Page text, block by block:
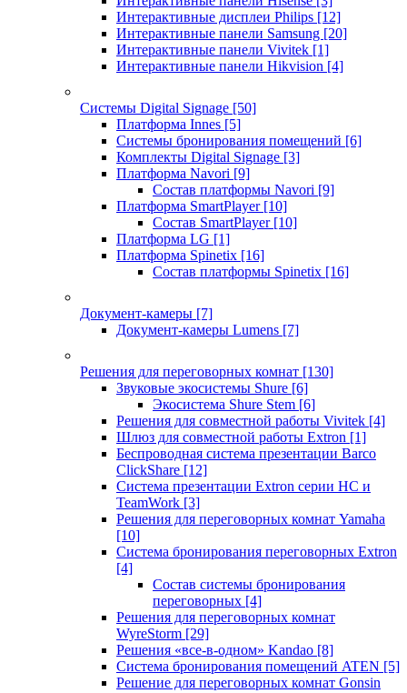
Интерактивные дисплеи Philips [12]
Интерактивные панели Samsung [20]
Интерактивные панели Vivitek [1]
Интерактивные панели Hikvision [4]
Системы Digital Signage [50]
Платформа Innes [5]
Системы бронирования помещений [6]
Комплекты Digital Signage [3]
Платформа Navori [9]
Состав платформы Navori [9]
Платформа SmartPlayer [10]
Состав SmartPlayer [10]
Платформа LG [1]
Платформа Spinetix [16]
Состав платформы Spinetix [16]
Документ-камеры [7]
Документ-камеры Lumens [7]
Решения для переговорных комнат [130]
Звуковые экосистемы Shure [6]
Экосистема Shure Stem [6]
Решения для совместной работы Vivitek [4]
Шлюз для совместной работы Extron [1]
Беспроводная система презентации Barco
ClickShare [12]
Система презентации Extron серии HC и
TeamWork [3]
Решения для переговорных комнат Yamaha
[10]
Система бронирования переговорных Extron
[4]
Состав системы бронирования
переговорных [4]
Решения для переговорных комнат
WyreStorm [29]
Решения «все-в-одном» Kandao [8]
Система бронирования помещений ATEN [5]
Решение для переговорных комнат Gonsin